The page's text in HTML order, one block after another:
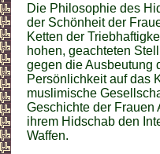
Die Philosophie des
der Schönheit der
Ketten der
hohen, geachteten
gegen die Ausbeutung
Persönlichkeit auf das
muslimische
Geschichte der Frauen
ihrem Hidschab den
Waffen.